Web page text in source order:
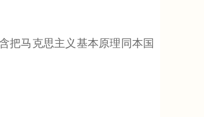
把马克思主义基本原理同本国